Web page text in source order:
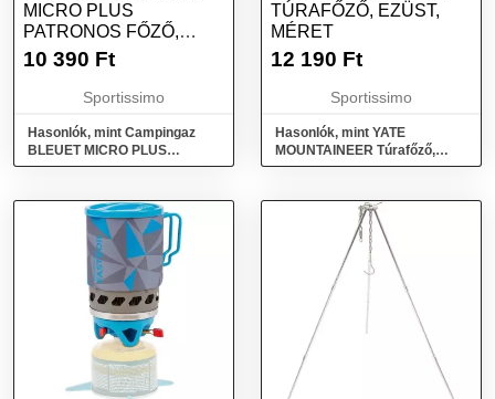
MICRO PLUS
PATRONOS FŐZŐ,
EZÜST, MÉRET
10 390 Ft
Sportissimo
Hasonlók, mint Campingaz
BLEUET MICRO PLUS
Patronos főző, ezüst, méret
TÚRAFŐZŐ, EZÜST,
MÉRET
12 190 Ft
Sportissimo
Hasonlók, mint YATE
MOUNTAINEER Túrafőző,
ezüst, méret